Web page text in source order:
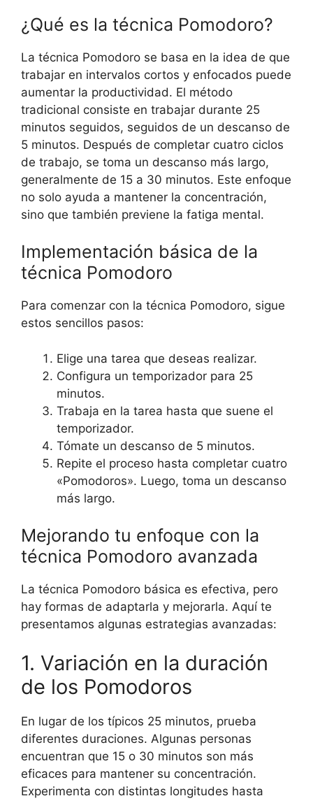
¿Qué es la técnica Pomodoro?
La técnica Pomodoro se basa en la idea de que
trabajar en intervalos cortos y enfocados puede
aumentar la productividad. El método
tradicional consiste en trabajar durante 25
minutos seguidos, seguidos de un descanso de
5 minutos. Después de completar cuatro ciclos
de trabajo, se toma un descanso más largo,
generalmente de 15 a 30 minutos. Este enfoque
no solo ayuda a mantener la concentración,
sino que también previene la fatiga mental.
Implementación básica de la
técnica Pomodoro
Para comenzar con la técnica Pomodoro, sigue
estos sencillos pasos:
Elige una tarea que deseas realizar.
Configura un temporizador para 25
minutos.
Trabaja en la tarea hasta que suene el
temporizador.
Tómate un descanso de 5 minutos.
Repite el proceso hasta completar cuatro
«Pomodoros». Luego, toma un descanso
más largo.
Mejorando tu enfoque con la
técnica Pomodoro avanzada
La técnica Pomodoro básica es efectiva, pero
hay formas de adaptarla y mejorarla. Aquí te
presentamos algunas estrategias avanzadas:
1. Variación en la duración
de los Pomodoros
En lugar de los típicos 25 minutos, prueba
diferentes duraciones. Algunas personas
encuentran que 15 o 30 minutos son más
eficaces para mantener su concentración.
Experimenta con distintas longitudes hasta